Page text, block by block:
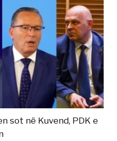
sot në Kuvend, PDK e